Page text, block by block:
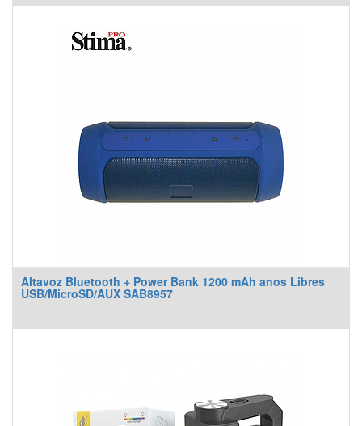
Altavoz Bluetooth + Power Bank 1200 mAh anos Libres
USB/MicroSD/AUX SAB8957